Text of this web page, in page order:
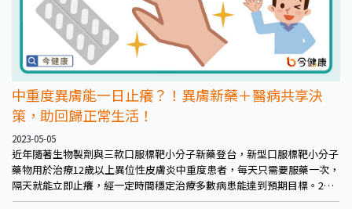
中重度異膚能一日止癢？！異膚新藥＋醫病共享決
策，助回歸正常生活！
2023-05-05
近年隨著生物製劑與三款口服標靶小分子新藥登台，新型口服標靶小分子
藥物用於治療12歲以上異位性皮膚炎中重度患者，每天只需要服藥一次，
隔天就能立即止癢，經一定時間穩定治療多數病患能達到預期目標。2至6
成病患能達到病灶幾乎清零，尤其對患者在乎的頭頸部症狀亦有良好改